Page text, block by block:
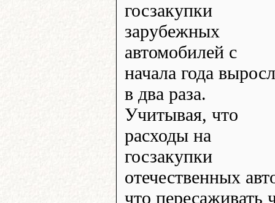
госзакупки
зарубежных
автомобилей с
начала года
в два раза.
Учитывая, что
расходы на
госзакупки
отечественных
что